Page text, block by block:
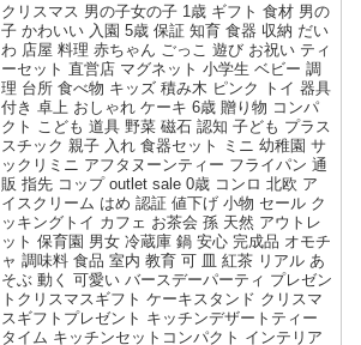
クリスマス 男の子女の子 1歳 ギフト 食材 男の
子 かわいい 入園 5歳 保証 知育 食器 収納 だい
わ 店屋 料理 赤ちゃん ごっこ 遊び お祝い ティ
ーセット 直営店 マグネット 小学生 ベビー 調
理 台所 食べ物 キッズ 積み木 ピンク トイ 器具
付き 卓上 おしゃれ ケーキ 6歳 贈り物 コンパ
クト こども 道具 野菜 磁石 認知 子ども プラス
スチック 親子 入れ 食器セット ミニ 幼稚園 サ
ックリミニ アフタヌーンティー フライパン 通
販 指先 コップ outlet sale 0歳 コンロ 北欧 ア
イスクリーム はめ 認証 値下げ 小物 セール ク
ッキングトイ カフェ お茶会 孫 天然 アウトレ
ット 保育園 男女 冷蔵庫 鍋 安心 完成品 オモチ
ャ 調味料 食品 室内 教育 可 皿 紅茶 リアル あ
そぶ 動く 可愛い バースデーパーティ プレゼン
トクリスマスギフト ケーキスタンド クリスマ
スギフトプレゼント キッチンデザートティー
タイム キッチンセットコンパクト インテリア